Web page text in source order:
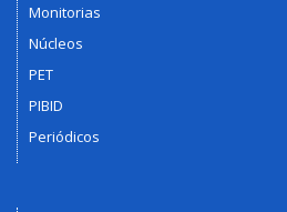
Monitorias
Núcleos
PET
PIBID
Periódicos